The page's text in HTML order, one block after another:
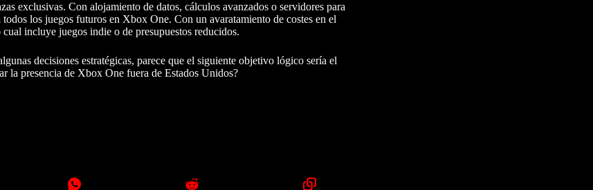
exclusivas. Con alojamiento de datos, cálculos avanzados o servidores para
los juegos futuros en Xbox One. Con un avaratamiento de costes en el
incluye juegos indie o de presupuestos reducidos.
decisiones estratégicas, parece que el siguiente objetivo lógico sería el
la presencia de Xbox One fuera de Estados Unidos?